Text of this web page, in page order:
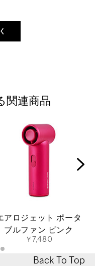
関連商品
アロジェット ポータ
ブルファン ピンク
￥7,480
Back To Top